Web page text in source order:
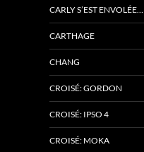
CARLY S’EST ENVOLÉE…
CARTHAGE
CHANG
CROISÉ: GORDON
CROISÉ: IPSO 4
CROISÉ: MOKA